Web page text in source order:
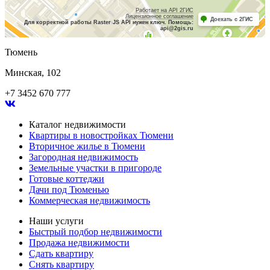
Работает на API 2ГИС
Лицензионное соглашение
Для корректной работы Raster JS API нужен ключ. Помощь:
api@2gis.ru
Доехать с 2ГИС
Тюмень
Минская, 102
+7 3452 670 777
Каталог недвижимости
Квартиры в новостройках Тюмени
Вторичное жилье в Тюмени
Загородная недвижимость
Земельные участки в пригороде
Готовые коттеджи
Дачи под Тюменью
Коммерческая недвижимость
Наши услуги
Быстрый подбор недвижимости
Продажа недвижимости
Сдать квартиру
Снять квартиру